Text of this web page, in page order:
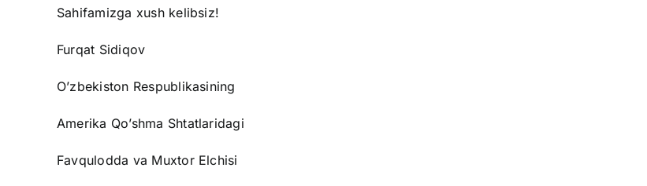
Sahifamizga xush kelibsiz!
Furqat Sidiqov
O’zbekiston Respublikasining
Amerika Qo’shma Shtatlaridagi
Favqulodda va Muxtor Elchisi